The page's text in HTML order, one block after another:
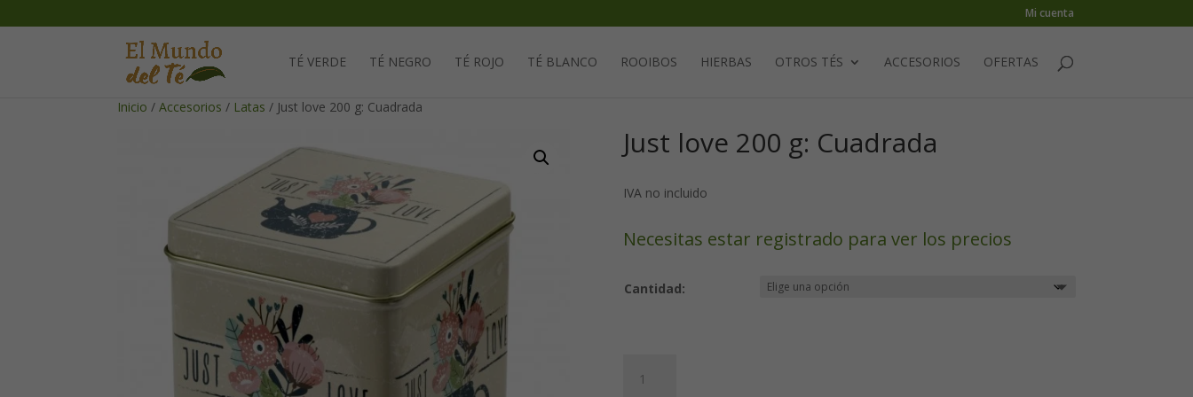
Mi cuenta
TÉ VERDE TÉ NEGRO TÉ ROJO TÉ BLANCO ROOIBOS HIERBAS OTROS TÉS ACCESORIOS OFERTAS
Inicio / Accesorios / Latas / Just love 200 g: Cuadrada
Just love 200 g: Cuadrada
IVA no incluido
Necesitas estar registrado para ver los precios
Cantidad:
love